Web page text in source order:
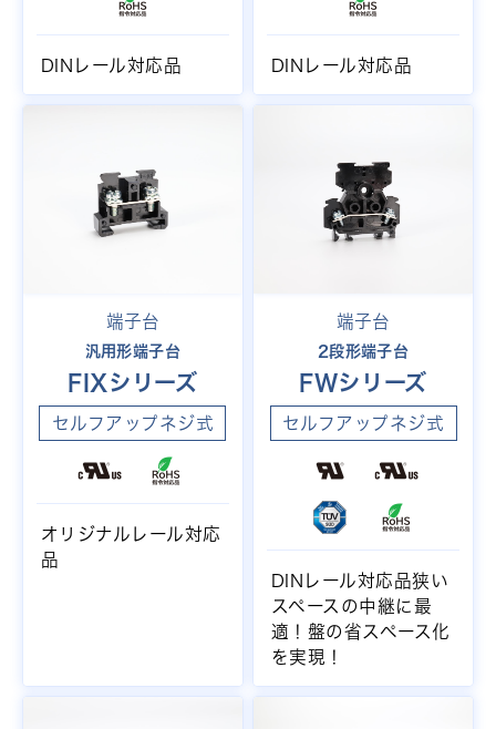
DINレール対応品 DINレール対応品
端子台
汎用形端子台
FIXシリーズ
セルフアップネジ式
オリジナルレール対応
品
端子台
2段形端子台
FWシリーズ
セルフアップネジ式
DINレール対応品狭い
スペースの中継に最
適！盤の省スペース化
を実現！